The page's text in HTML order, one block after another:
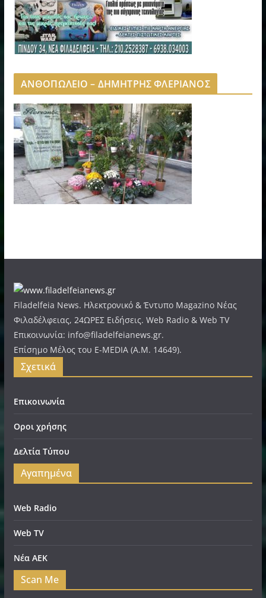
ΑΝΘΟΠΩΛΕΙΟ – ΔΗΜΗΤΡΗΣ ΦΛΕΡΙΑΝΟΣ
Filadelfeia News. Ηλεκτρονικό & Έντυπο Magazino Νέας
Φιλαδέλφειας, 24ΩΡΕΣ Ειδήσεις. Web Radio & Web TV
Επικοινωνία: info@filadelfeianews.gr.
Επίσημο Μέλος του E-MEDIA (A.M. 14649).
Σχετικά
Επικοινωνία
Οροι χρήσης
Δελτία Τύπου
Αγαπημένα
Web Radio
Web TV
Νέα ΑΕΚ
Scan Me